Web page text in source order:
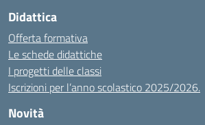
Didattica
Offerta formativa
Le schede didattiche
I progetti delle classi
Iscrizioni per l’anno scolastico 2025/2026.
Novità